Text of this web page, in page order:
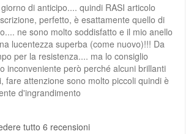
di anticipo.... quindi RASI articolo
perfetto, è esattamente quello di
ne sono molto soddisfatto e il mio anello
lucentezza superba (come nuovo)!!! Da
per la resistenza.... ma lo consiglio
inconveniente però perché alcuni brillanti
fare attenzione sono molto piccoli quindi è
d'ingrandimento
tutto 6 recensioni